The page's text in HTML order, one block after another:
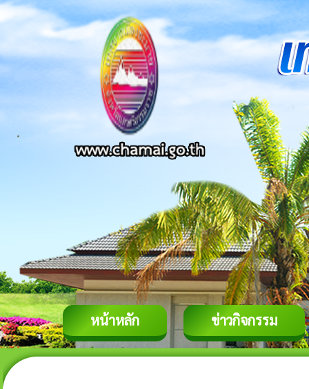
หน้าหลัก ข่าวกิจกรรม